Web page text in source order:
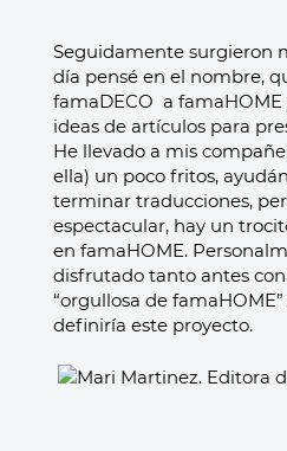
Seguidamente surgieron
día pensé en el nombre,
famaDECO  a famaHOME
ideas de artículos para
He llevado a mis
ella) un poco fritos,
terminar traducciones,
espectacular, hay un
en famaHOME.
disfrutado tanto antes
“orgullosa de
definiría este proyecto.